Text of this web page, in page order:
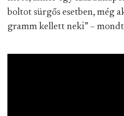
boltot sürgős esetben, még
gramm kellett neki” –